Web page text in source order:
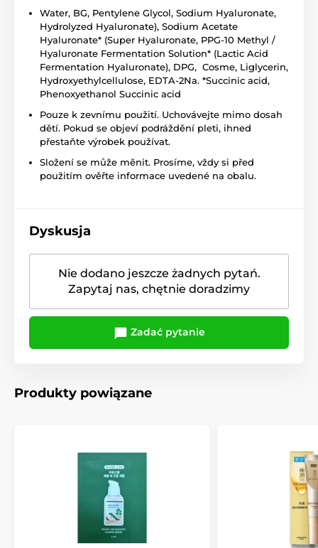
Water, BG, Pentylene Glycol, Sodium Hyaluronate,
Hydrolyzed Hyaluronate), Sodium Acetate
Hyaluronate* (Super Hyaluronate, PPG-10 Methyl /
Hyaluronate Fermentation Solution* (Lactic Acid
Fermentation Hyaluronate), DPG, Cosme, Liglycerin,
Hydroxyethylcellulose, EDTA-2Na. *Succinic acid,
Phenoxyethanol Succinic acid
Pouze k zevnímu použití. Uchovávejte mimo dosah
dětí. Pokud se objeví podráždění pleti, ihned
přestaňte výrobek používat.
Složení se může měnit. Prosíme, vždy si před
použitím ověřte informace uvedené na obalu.
Dyskusja
Nie dodano jeszcze żadnych pytań.
Zapytaj nas, chętnie doradzimy
Zadać pytanie
Produkty powiązane